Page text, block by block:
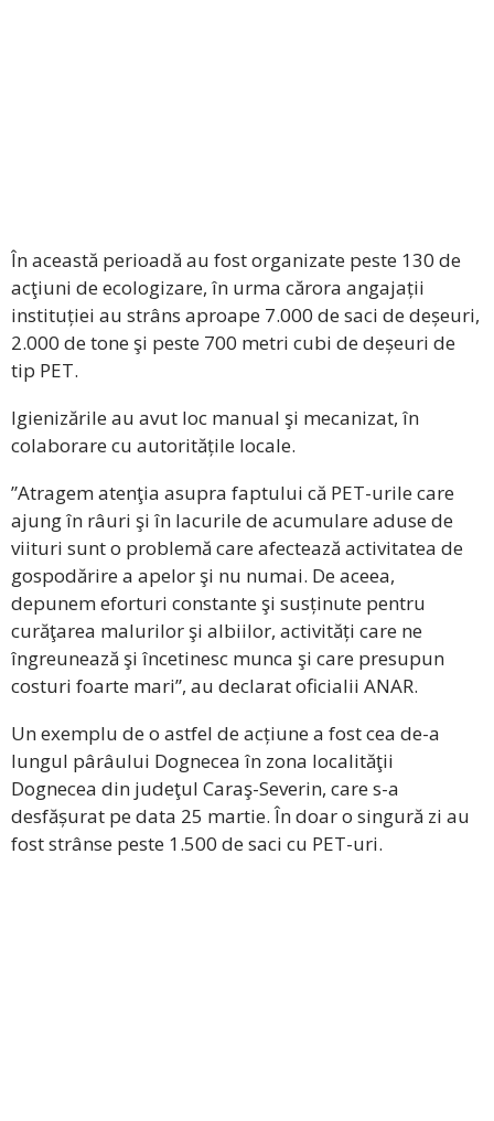
În această perioadă au fost organizate peste 130 de
acţiuni de ecologizare, în urma cărora angajații
instituției au strâns aproape 7.000 de saci de deșeuri,
2.000 de tone şi peste 700 metri cubi de deșeuri de
tip PET.
Igienizările au avut loc manual şi mecanizat, în
colaborare cu autoritățile locale.
”Atragem atenţia asupra faptului că PET-urile care
ajung în râuri şi în lacurile de acumulare aduse de
viituri sunt o problemă care afectează activitatea de
gospodărire a apelor şi nu numai. De aceea,
depunem eforturi constante şi susținute pentru
curăţarea malurilor şi albiilor, activități care ne
îngreunează şi încetinesc munca şi care presupun
costuri foarte mari”, au declarat oficialii ANAR.
Un exemplu de o astfel de acțiune a fost cea de-a
lungul pârâului Dognecea în zona localităţii
Dognecea din judeţul Caraş-Severin, care s-a
desfășurat pe data 25 martie. În doar o singură zi au
fost strânse peste 1.500 de saci cu PET-uri.